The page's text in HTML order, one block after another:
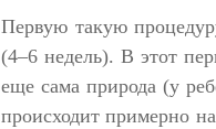
Первую такую
(4–6 недель). В этот
еще сама природа (у
происходит примерно